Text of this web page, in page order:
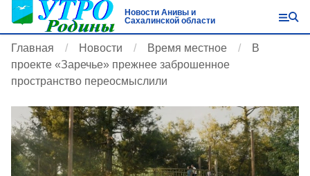
Новости Анивы и
Сахалинской области
Главная Новости Время местное
В
проекте «Заречье» прежнее заброшенное
пространство переосмыслили